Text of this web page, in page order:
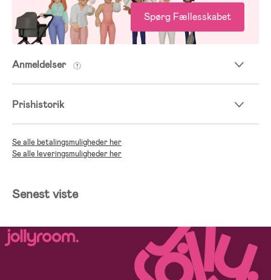
Spørg Fællesskabet
Anmeldelser
Prishistorik
Se alle betalingsmuligheder her
Se alle leveringsmuligheder her
Senest viste